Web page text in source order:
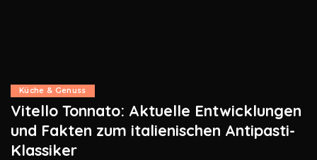
Küche & Genuss
Vitello Tonnato: Aktuelle Entwicklungen
und Fakten zum italienischen Antipasti-
Klassiker